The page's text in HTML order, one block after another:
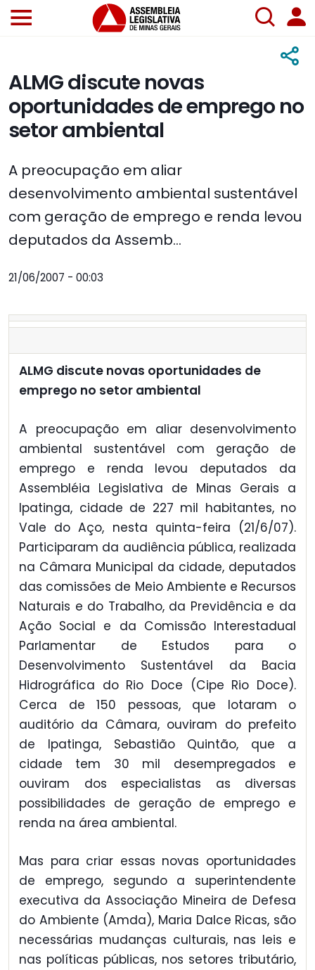
ALMG discute novas
oportunidades de emprego no
setor ambiental
A preocupação em aliar
desenvolvimento ambiental sustentável
com geração de emprego e renda levou
deputados da Assemb...
21/06/2007 - 00:03
ALMG discute novas oportunidades de
emprego no setor ambiental
A preocupação em aliar desenvolvimento
ambiental sustentável com geração de
emprego e renda levou deputados da
Assembléia Legislativa de Minas Gerais a
Ipatinga, cidade de 227 mil habitantes, no
Vale do Aço, nesta quinta-feira (21/6/07).
Participaram da audiência pública, realizada
na Câmara Municipal da cidade, deputados
das comissões de Meio Ambiente e Recursos
Naturais e do Trabalho, da Previdência e da
Ação Social e da Comissão Interestadual
Parlamentar de Estudos para o
Desenvolvimento Sustentável da Bacia
Hidrográfica do Rio Doce (Cipe Rio Doce).
Cerca de 150 pessoas, que lotaram o
auditório da Câmara, ouviram do prefeito
de Ipatinga, Sebastião Quintão, que a
cidade tem 30 mil desempregados e
ouviram dos especialistas as diversas
possibilidades de geração de emprego e
renda na área ambiental.
Mas para criar essas novas oportunidades
de emprego, segundo a superintendente
executiva da Associação Mineira de Defesa
do Ambiente (Amda), Maria Dalce Ricas, são
necessárias mudanças culturais, nas leis e
nas políticas públicas, nos setores tributário,